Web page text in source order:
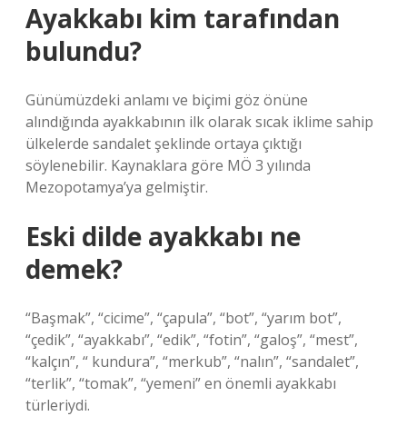
Ayakkabı kim tarafından
bulundu?
Günümüzdeki anlamı ve biçimi göz önüne
alındığında ayakkabının ilk olarak sıcak iklime sahip
ülkelerde sandalet şeklinde ortaya çıktığı
söylenebilir. Kaynaklara göre MÖ 3 yılında
Mezopotamya’ya gelmiştir.
Eski dilde ayakkabı ne
demek?
“Başmak”, “cicime”, “çapula”, “bot”, “yarım bot”,
“çedik”, “ayakkabı”, “edik”, “fotin”, “galoş”, “mest”,
“kalçın”, “ kundura”, “merkub”, “nalın”, “sandalet”,
“terlik”, “tomak”, “yemeni” en önemli ayakkabı
türleriydi.